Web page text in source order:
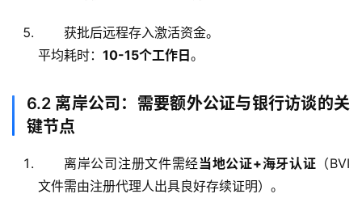
获批后远程存入激活资金。
平均耗时： 10-15个工作日 。
6.2 离岸公司：需要额外公证与银行访谈的关
键节点
离岸公司注册文件需经当地公证+海牙认证 （BVI
文件需由注册代理人出具良好存续证明）。